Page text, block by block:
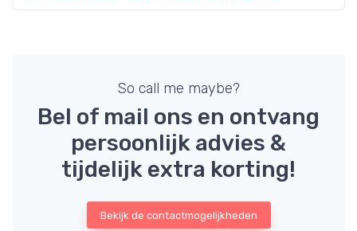
So call me maybe?
Bel of mail ons en ontvang
persoonlijk advies &
tijdelijk extra korting!
Bekijk de contactmogelijkheden